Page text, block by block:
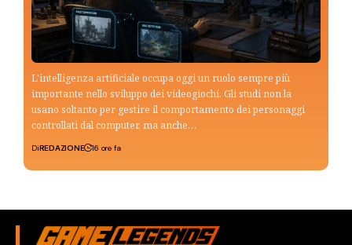
L'intelligenza artificiale occupa oggi un ruolo sempre più
importante nello sviluppo dei videogiochi. Gli studi non la
usano soltanto per gestire il comportamento dei personaggi
controllati dal computer, ma anche…
DiREDAZIONE 16 ore fa